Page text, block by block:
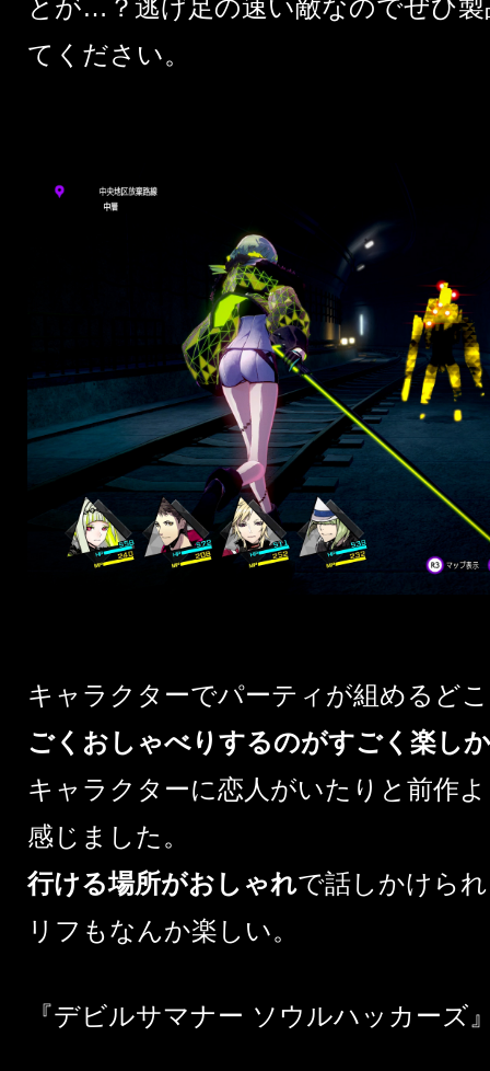
とが…？逃げ足の速い敵なのでぜひ
てください。
キャラクターでパーティが組めるど
ごくおしゃべりするのがすごく楽し
キャラクターに恋人がいたりと前作
感じました。
行ける場所がおしゃれで話しかけら
リフもなんか楽しい。
『デビルサマナー ソウルハッカーズ